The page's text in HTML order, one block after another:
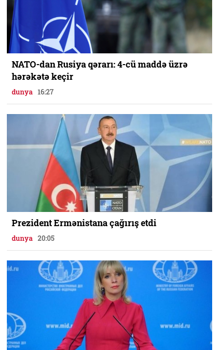
NATO-dan Rusiya qərarı: 4-cü maddə üzrə
hərəkətə keçir
dunya 16:27
Prezident Ermənistana çağırış etdi
dunya 20:05